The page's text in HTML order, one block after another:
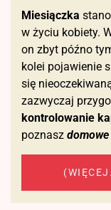
Miesiączka
w życiu kobiety.
on zbyt późno
kolei pojawienie
się
zazwyczaj
kontrolowanie
poznasz